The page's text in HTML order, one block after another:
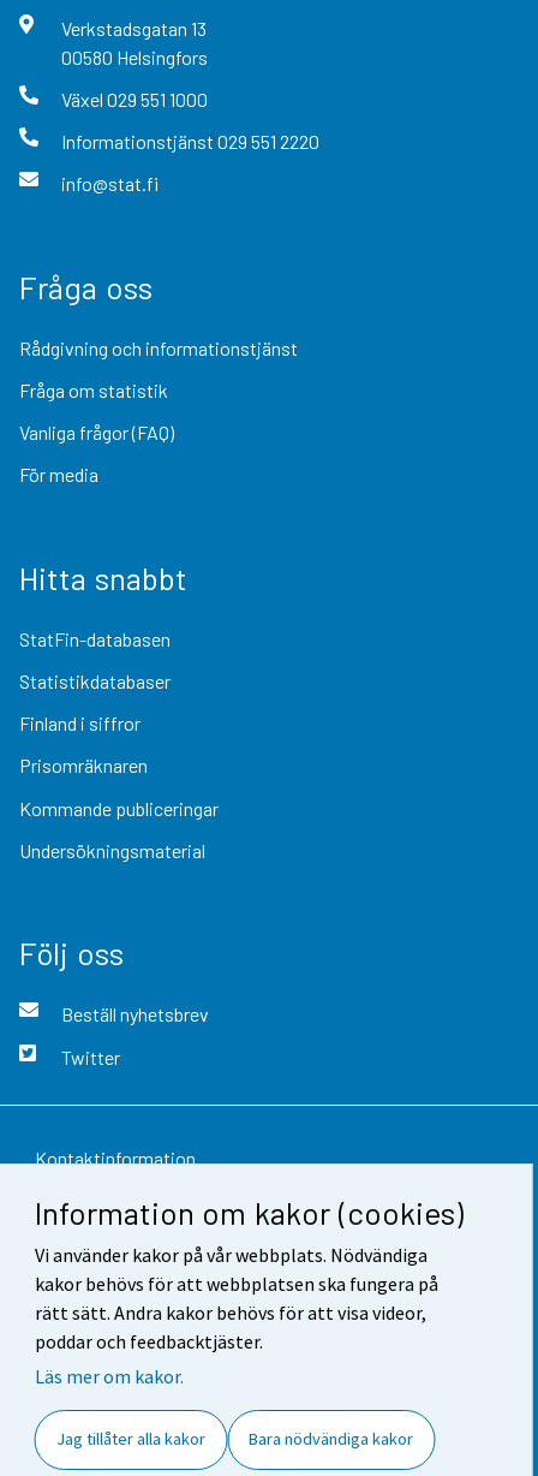
Information om kakor (cookies)
Vi använder kakor på vår webbplats. Nödvändiga
kakor behövs för att webbplatsen ska fungera på
rätt sätt. Andra kakor behövs för att visa videor,
poddar och feedbacktjäster.
Läs mer om kakor.
Jag tillåter alla kakor Bara nödvändiga kakor
Verkstadsgatan 13
00580 Helsingfors
Växel 029 551 1000
Informationstjänst 029 551 2220
info@stat.fi
Fråga oss
Rådgivning och informationstjänst
Fråga om statistik
Vanliga frågor (FAQ)
För media
Hitta snabbt
StatFin-databasen
Statistikdatabaser
Finland i siffror
Prisomräknaren
Kommande publiceringar
Undersökningsmaterial
Följ oss
Beställ nyhetsbrev
Twitter
Kontaktinformation
Respons
Användarvillkor
Dataskydd
Tillgänglighet
Cookie-inställningar